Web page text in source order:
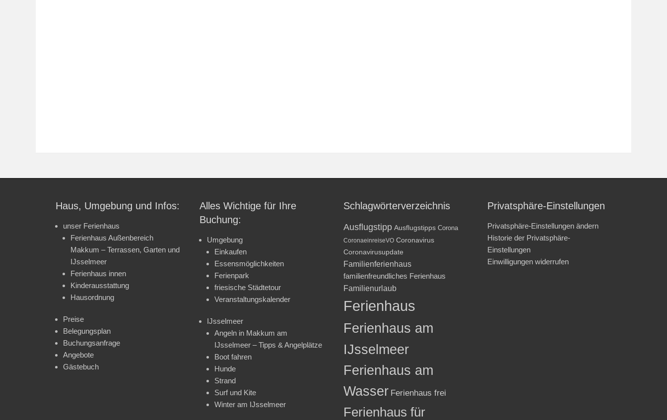
Haus, Umgebung und Infos:
unser Ferienhaus
Ferienhaus Außenbereich
Makkum – Terrassen, Garten und
IJsselmeer
Ferienhaus innen
Kinderausstattung
Hausordnung
Preise
Belegungsplan
Buchungsanfrage
Angebote
Gästebuch
Alles Wichtige für Ihre
Buchung:
Umgebung
Einkaufen
Essensmöglichkeiten
Ferienpark
friesische Städtetour
Veranstaltungskalender
IJsselmeer
Angeln in Makkum am
IJsselmeer – Tipps & Angelplätze
Boot fahren
Hunde
Strand
Surf und Kite
Winter am IJsselmeer
Schlagwörterverzeichnis
Ausflugstipp Ausflugstipps Corona
CoronaeinreiseVO Coronavirus
Coronavirusupdate
Familienferienhaus
familienfreundliches Ferienhaus
Familienurlaub
Ferienhaus
Ferienhaus am
IJsselmeer
Ferienhaus am
Wasser Ferienhaus frei
Ferienhaus für
Privatsphäre-Einstellungen
Privatsphäre-Einstellungen ändern
Historie der Privatsphäre-
Einstellungen
Einwilligungen widerrufen